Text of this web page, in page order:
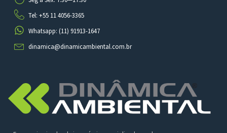
Tel: +55 11 4056-3365
Whatsapp: (11) 91913-1647
dinamica@dinamicambiental.com.br